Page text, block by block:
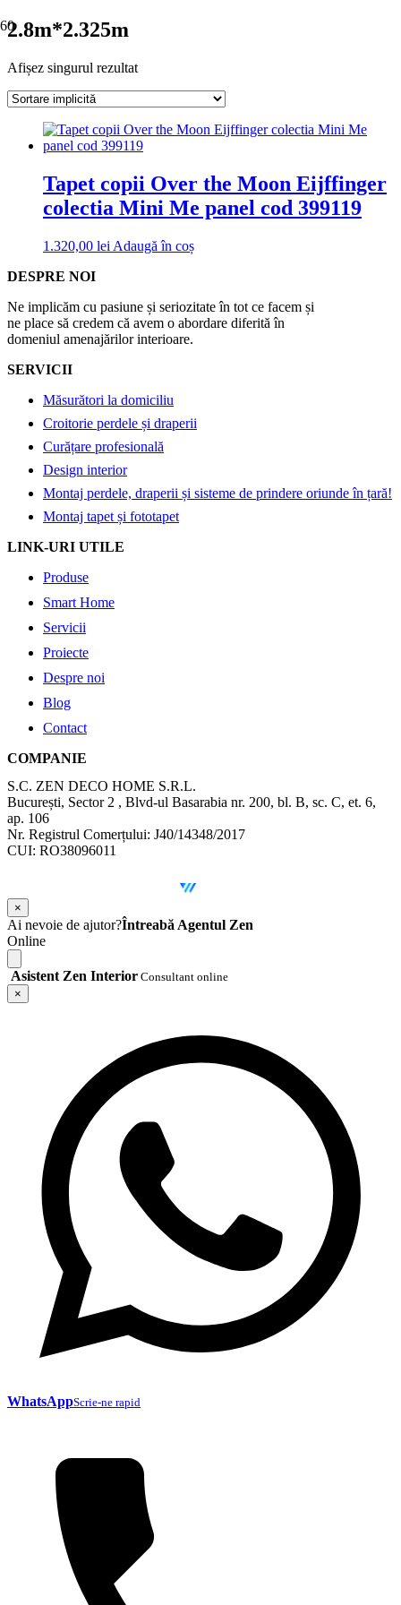
2.8m*2.325m
Afișez singurul rezultat
Tapet copii Over the Moon Eijffinger
colectia Mini Me panel cod 399119
1.320,00 lei Adaugă în coș
DESPRE NOI
Ne implicăm cu pasiune și seriozitate în tot ce facem și
ne place să credem că avem o abordare diferită în
domeniul amenajărilor interioare.
SERVICII
Măsurători la domiciliu
Croitorie perdele și draperii
Curățare profesională
Design interior
Montaj perdele, draperii și sisteme de prindere oriunde în țară!
Montaj tapet și fototapet
LINK-URI UTILE
Produse
Smart Home
Servicii
Proiecte
Despre noi
Blog
Contact
COMPANIE
S.C. ZEN DECO HOME S.R.L.
București, Sector 2 , Blvd-ul Basarabia nr. 200, bl. B, sc. C, et. 6,
ap. 106
Nr. Registrul Comerțului: J40/14348/2017
CUI: RO38096011
WebSketch Agency
×
Ai nevoie de ajutor?Întreabă Agentul Zen
Online
Asistent Zen Interior Consultant online
×
WhatsAppScrie-ne rapid